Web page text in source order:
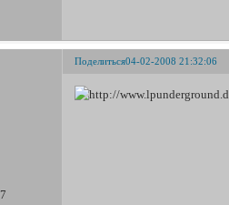
Поделиться04-02-2008 21:32:06